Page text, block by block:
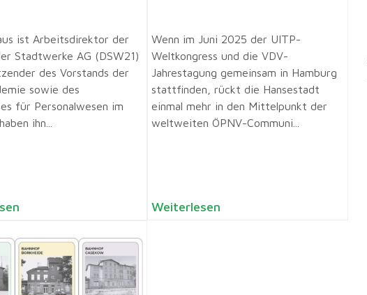
ist Arbeitsdirektor der
Stadtwerke AG (DSW21)
des Vorstands der
sowie des
für Personalwesen im
ihn...
Wenn im Juni 2025 der UITP-
Weltkongress und die VDV-
Jahrestagung gemeinsam in Hamburg
stattfinden, rückt die Hansestadt
einmal mehr in den Mittelpunkt der
weltweiten ÖPNV-Communi...
Weiterlesen